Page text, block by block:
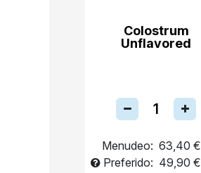
Colostrum
Unflavored
Menudeo: 63,40 €
Preferido: 49,90 €